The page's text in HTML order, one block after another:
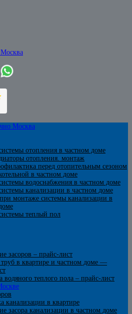
Москва
отопления в частном доме
отопления. монтаж
перед отопительным сезоном
в частном доме
водоснабжения в частном доме
канализации в частном доме
монтаже системы канализации в
теплый пол
засоров – прайс-лист
труб в квартире и частном доме —
водяного теплого пола – прайс-лист
канализации в квартире
засора канализации в частном доме